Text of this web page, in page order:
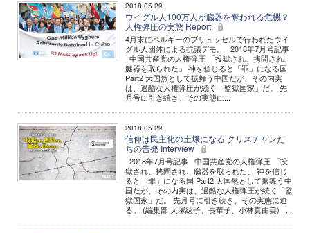
2018.05.29
ウイグル人100万人が臓器を奪われる危機？
人権弾圧の実態 Report
4月末にベルギーのブリュッセルで行われたウイ
グル人団体による抗議デモ。 2018年7月号記事
中国共産党の人権弾圧 「投獄され、拷問され、
臓器を取られた」 神を信じると「罪」になる国
Part2 大国然として振舞う中国だが、その内実
は、過酷な人権弾圧が続く「監獄国家」だ。 先
月号に引き続き、その実態に...
2018.05.29
信仰は民主化の土壌になる クリスチャンた
ちの告発 Interview
2018年7月号記事 中国共産党の人権弾圧 「投
獄され、拷問され、臓器を取られた」 神を信じ
ると「罪」になる国 Part2 大国然として振舞う中
国だが、その内実は、過酷な人権弾圧が続く「監
獄国家」だ。 先月号に引き続き、その実態に迫
る。 (編集部 大塚紘子、長華子、小林真由美) ...